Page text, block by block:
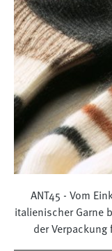
ANT45 - Vom
italienischer Garne
der